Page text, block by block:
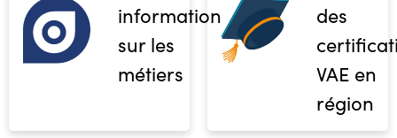
informations
sur les
métiers
des
VAE en
région